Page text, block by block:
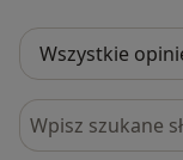
Szukaj w opiniach